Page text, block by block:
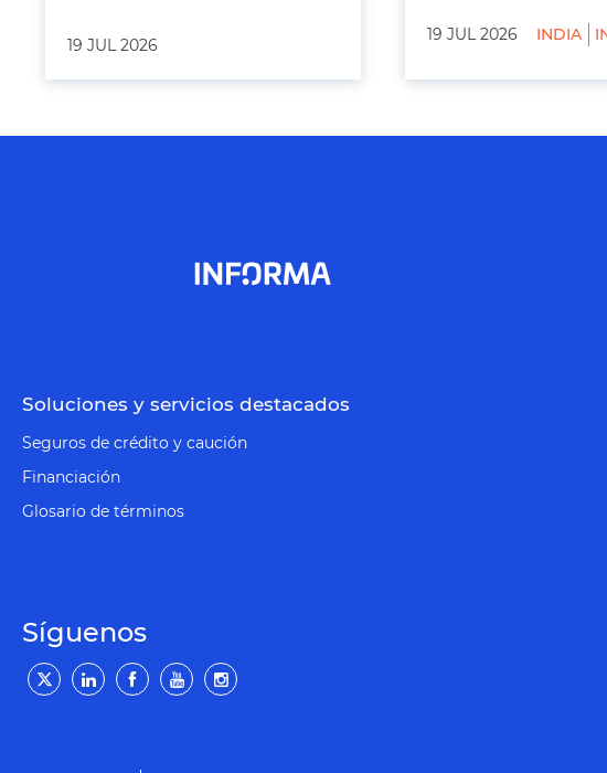
19 JUL 2026
19 JUL 2026 INDIA
Soluciones y servicios destacados
Seguros de crédito y caución
Financiación
Glosario de términos
Síguenos